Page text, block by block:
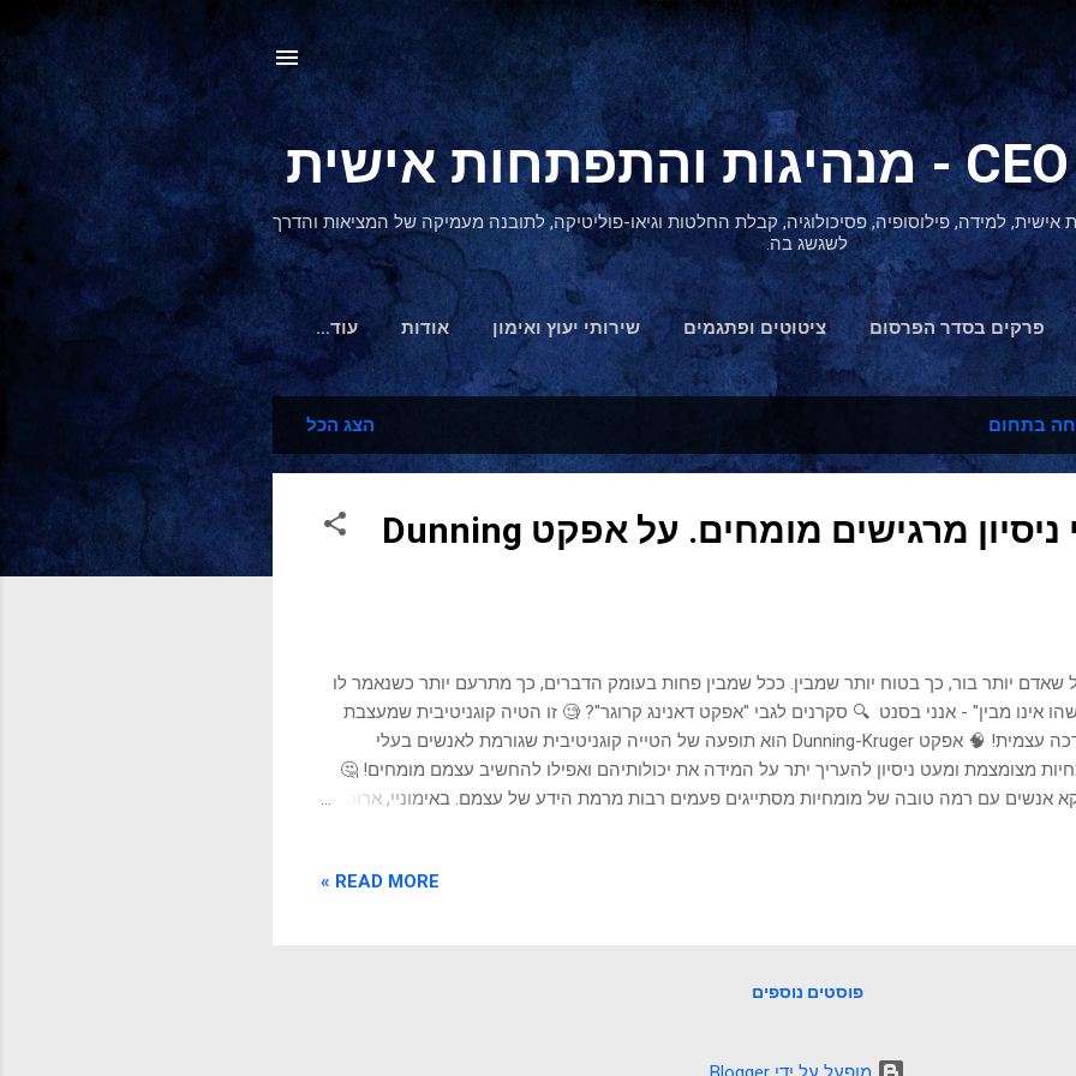
דילוג לתוכן הראשי
אישית, למידה, פילוסופיה, פסיכולוגיה, קבלת החלטות וגיאו-פוליטיקה, לתובנה מעמיקה של המציאות והדרך
לשגשג בה.
פרקים בסדר הפרסום ציטוטים ופתגמים שירותי יעוץ ואימון אודות ‏עוד…
הצהרת נגישות
בתחום הצג הכל
הסיבה שחסרי ניסיון מרגישים מומחים. על אפקט Dunning
שאדם יותר בור, כך בטוח יותר שמבין. ככל שמבין פחות בעומק הדברים, כך מתרעם יותר כשנאמר לו
אינו מבין" - אנני בסנט 🔍 סקרנים לגבי "אפקט דאנינג קרוגר"? 🧐 זו הטיה קוגניטיבית שמעצבת
הערכה עצמית! 🧠 אפקט Dunning-Kruger הוא תופעה של הטייה קוגניטיבית שגורמת לאנשים בעלי
מצומצמת ומעט ניסיון להעריך יתר על המידה את יכולותיהם ואפילו להחשיב עצמם מומחים! 🤔
אנשים עם רמה טובה של מומחיות מסתייגים פעמים רבות מרמת הידע של עצמם. באימוניי, ארוכי
כי הם "כבר יודעים את הדברים הפשוטים". 😯🌟 באופן מפתיע, מסתבר שאנשים לא יודעים שהם לא
READ MORE »
פוסטים נוספים